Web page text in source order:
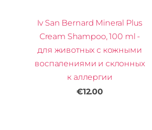
Iv San Bernard Mineral Plus
Cream Shampoo, 100 ml -
для животных с кожными
воспалениями и склонных
к аллергии
€12.00